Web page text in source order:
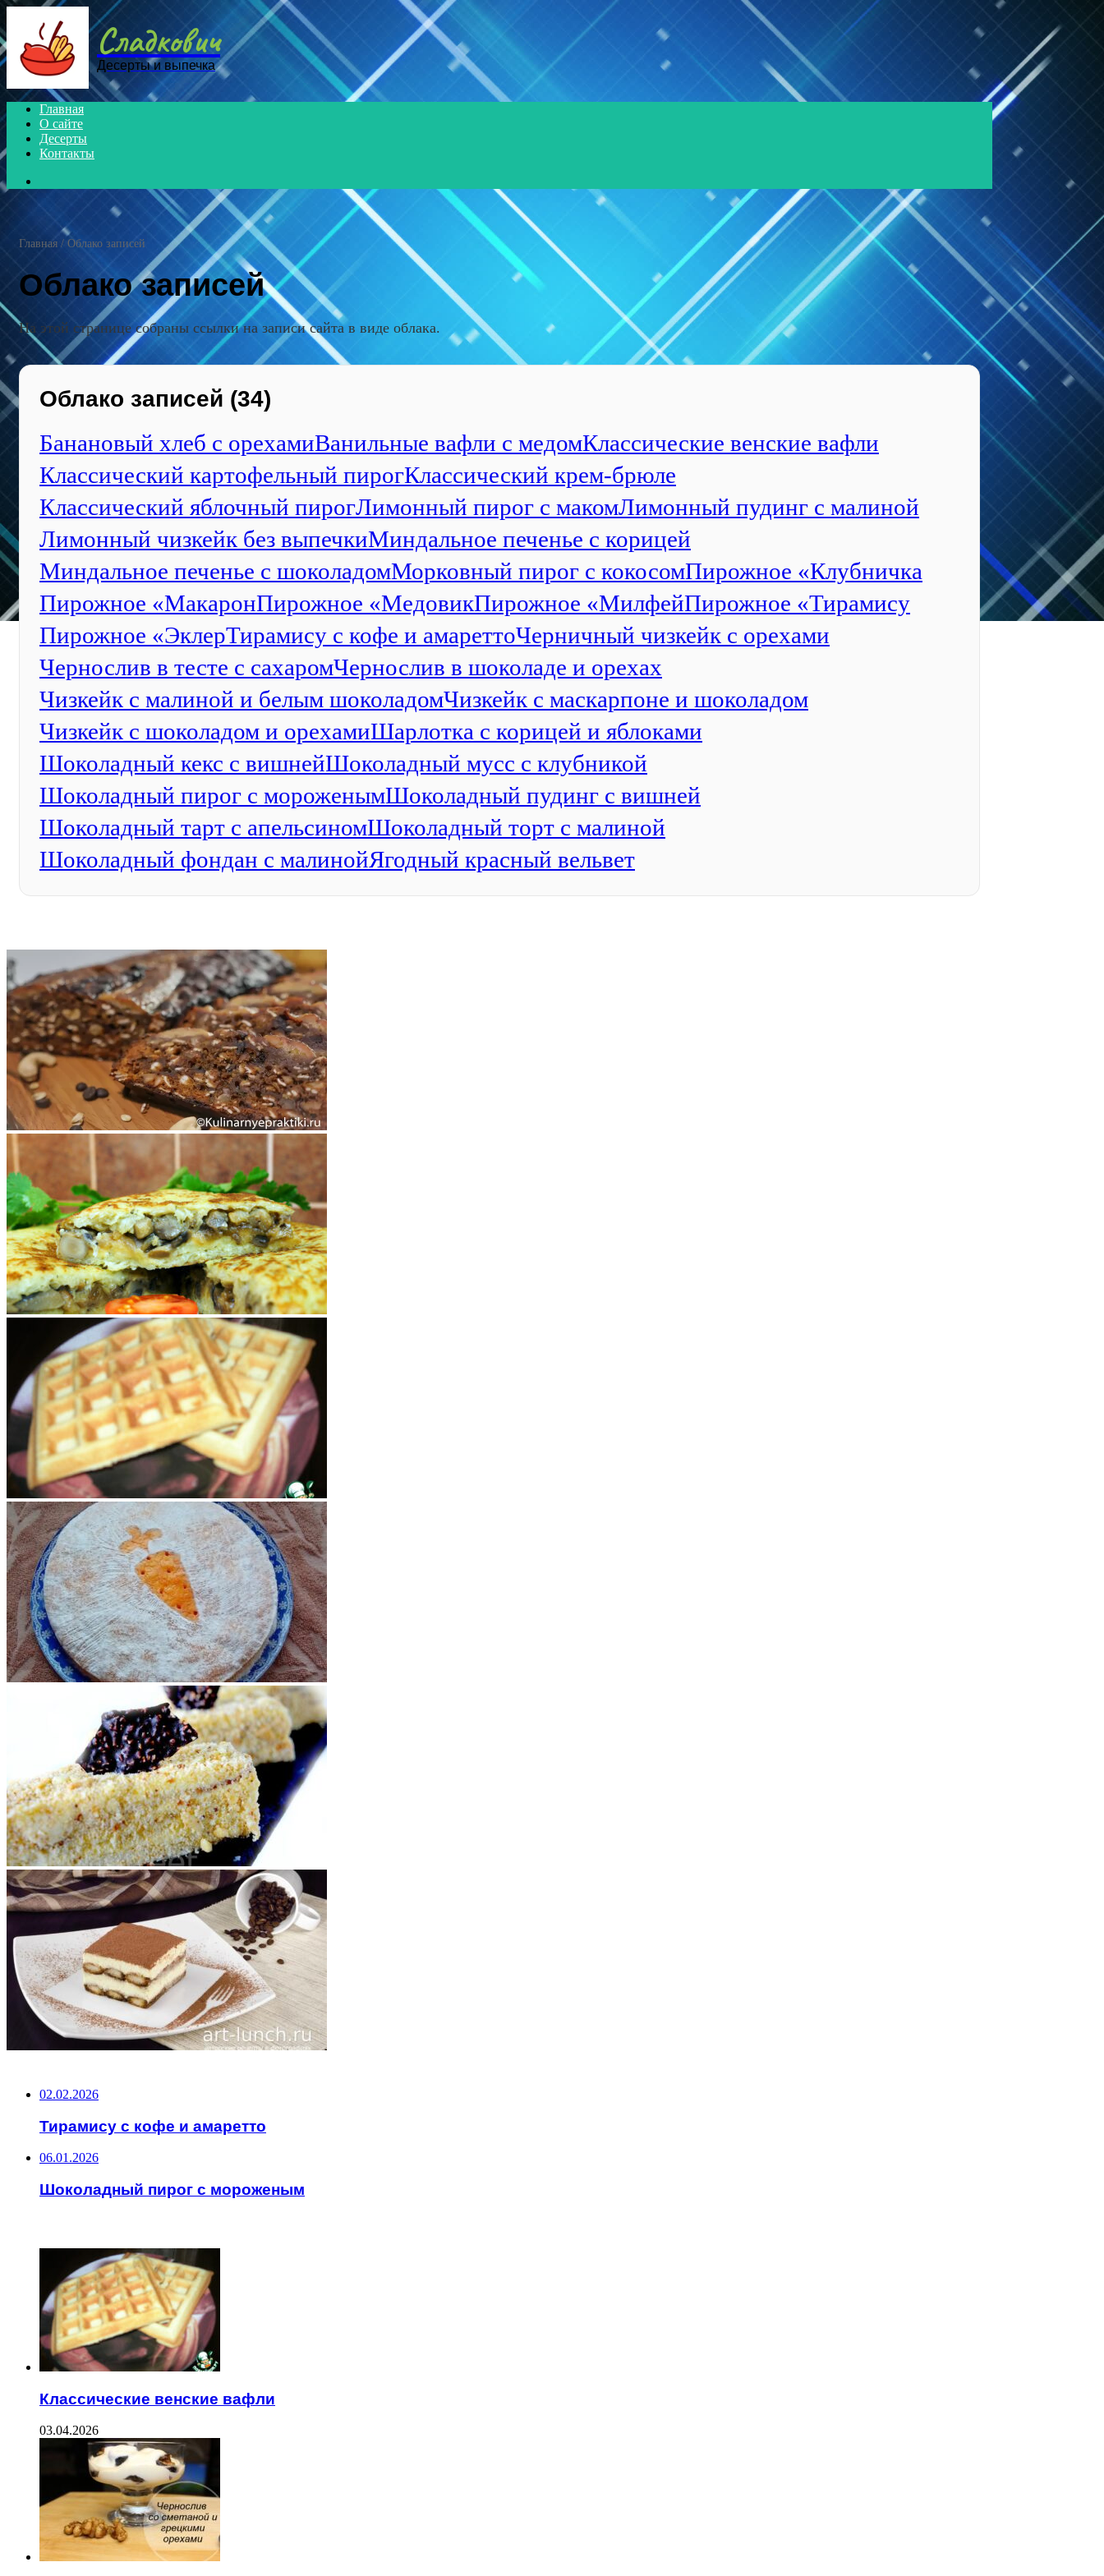
Сладкович
Десерты и выпечка
Главная
О сайте
Десерты
Контакты
for
Главная / Облако записей
Облако записей
На этой странице собраны ссылки на записи сайта в виде облака.
Облако записей (34)
Банановый хлеб с орехамиВанильные вафли с медомКлассические венские вафли
Классический картофельный пирогКлассический крем-брюле
Классический яблочный пирогЛимонный пирог с макомЛимонный пудинг с малиной
Лимонный чизкейк без выпечкиМиндальное печенье с корицей
Миндальное печенье с шоколадомМорковный пирог с кокосомПирожное «Клубничка
Пирожное «МакаронПирожное «МедовикПирожное «МилфейПирожное «Тирамису
Пирожное «ЭклерТирамису с кофе и амареттоЧерничный чизкейк с орехами
Чернослив в тесте с сахаромЧернослив в шоколаде и орехах
Чизкейк с малиной и белым шоколадомЧизкейк с маскарпоне и шоколадом
Чизкейк с шоколадом и орехамиШарлотка с корицей и яблоками
Шоколадный кекс с вишнейШоколадный мусс с клубникой
Шоколадный пирог с мороженымШоколадный пудинг с вишней
Шоколадный тарт с апельсиномШоколадный торт с малиной
Шоколадный фондан с малинойЯгодный красный вельвет
02.02.2026
Тирамису с кофе и амаретто
06.01.2026
Шоколадный пирог с мороженым
Классические венские вафли
03.04.2026